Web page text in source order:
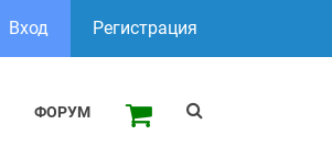
Вход Регистрация
ФОРУМ